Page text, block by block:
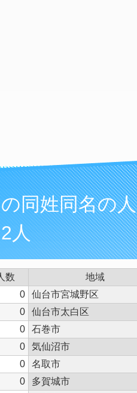
同姓同名の人
人
数 地域
0 仙台市宮城野区
0 仙台市太白区
0 石巻市
0 気仙沼市
0 名取市
0 多賀城市